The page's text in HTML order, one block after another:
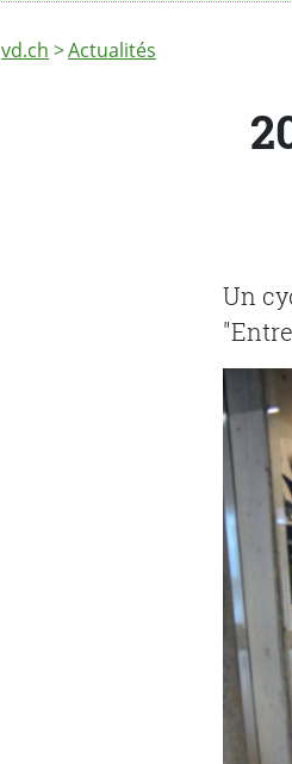
Fil d'Ariane
vd.ch Actualités
2014 aux Archives cantonales:
Un